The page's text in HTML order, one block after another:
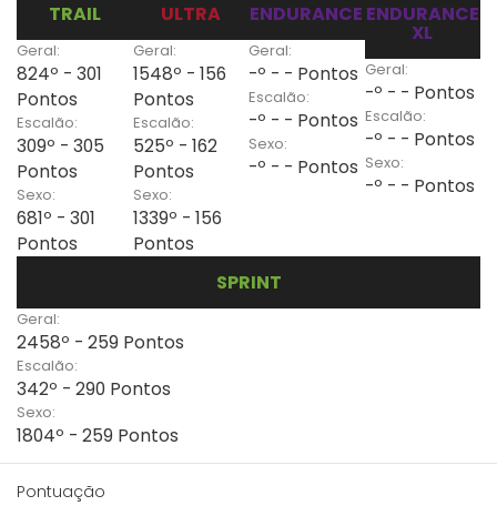
TRAIL
Geral:
824º - 301
Pontos
Escalão:
309º - 305
Pontos
Sexo:
681º - 301
Pontos
ULTRA
Geral:
1548º - 156
Pontos
Escalão:
525º - 162
Pontos
Sexo:
1339º - 156
Pontos
ENDURANCE
Geral:
-º - - Pontos
Escalão:
-º - - Pontos
Sexo:
-º - - Pontos
ENDURANCE
XL
Geral:
-º - - Pontos
Escalão:
-º - - Pontos
Sexo:
-º - - Pontos
SPRINT
Geral:
2458º - 259 Pontos
Escalão:
342º - 290 Pontos
Sexo:
1804º - 259 Pontos
Pontuação